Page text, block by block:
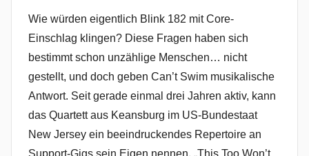
Wie würden eigentlich Blink 182 mit Core-
Einschlag klingen? Diese Fragen haben sich
bestimmt schon unzählige Menschen… nicht
gestellt, und doch geben Can’t Swim musikalische
Antwort. Seit gerade einmal drei Jahren aktiv, kann
das Quartett aus Keansburg im US-Bundestaat
New Jersey ein beeindruckendes Repertoire an
Support-Gigs sein Eigen nennen. „This Too Won’t